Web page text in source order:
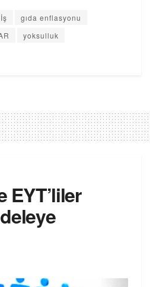
gıda enflasyonu
yoksulluk
EYT’liler